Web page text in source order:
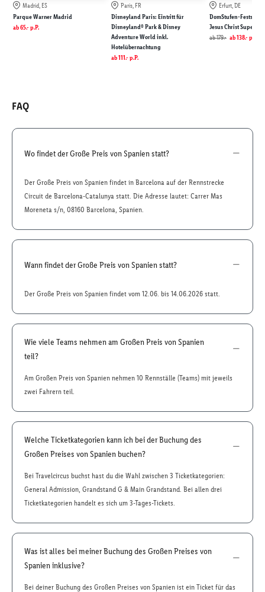
Madrid, ES
Parque Warner Madrid
ab65.- p.P.
Paris, FR
Disneyland Paris: Eintritt für
Disneyland® Park & Disney
Adventure World inkl.
Hotelübernachtung
ab111.- p.P.
Erfurt, DE
DomStufen-
Jesus Christ Superstar
ab179.- ab138.- p.P.
FAQ
Wo findet der Große Preis von Spanien statt?
Der Große Preis von Spanien findet in Barcelona auf der Rennstrecke
Circuit de Barcelona-Catalunya statt. Die Adresse lautet: Carrer Mas
Moreneta s/n, 08160 Barcelona, Spanien.
Wann findet der Große Preis von Spanien statt?
Der Große Preis von Spanien findet vom 12.06. bis 14.06.2026 statt.
Wie viele Teams nehmen am Großen Preis von Spanien
teil?
Am Großen Preis von Spanien nehmen 10 Rennställe (Teams) mit jeweils
zwei Fahrern teil.
Welche Ticketkategorien kann ich bei der Buchung des
Großen Preises von Spanien buchen?
Bei Travelcircus buchst hast du die Wahl zwischen 3 Ticketkategorien:
General Admission, Grandstand G & Main Grandstand. Bei allen drei
Ticketkategorien handelt es sich um 3-Tages-Tickets.
Was ist alles bei meiner Buchung des Großen Preises von
Spanien inklusive?
Bei deiner Buchung des Großen Preises von Spanien ist ein Ticket für das